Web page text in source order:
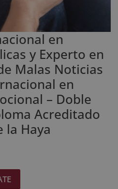
en
y Experto en
Malas Noticias
en
– Doble
Acreditado
la Haya